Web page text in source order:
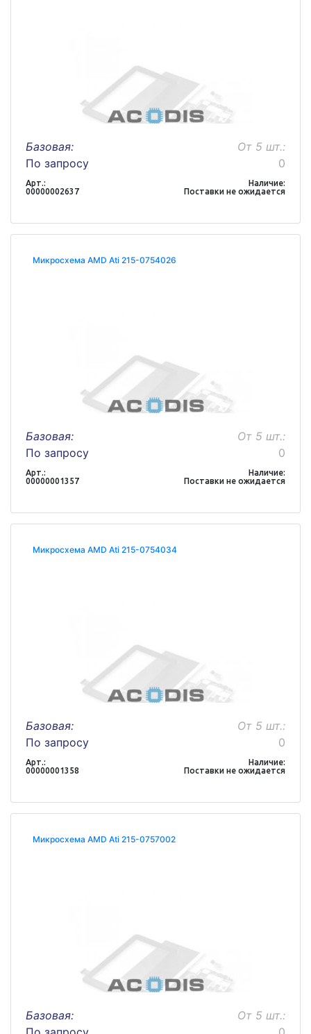
Базовая:
По запросу
От 5 шт.:
0
Арт.:
00000002637
Наличие:
Поставки не ожидается
Микросхема AMD Ati 215-0754026
Базовая:
По запросу
От 5 шт.:
0
Арт.:
00000001357
Наличие:
Поставки не ожидается
Микросхема AMD Ati 215-0754034
Базовая:
По запросу
От 5 шт.:
0
Арт.:
00000001358
Наличие:
Поставки не ожидается
Микросхема AMD Ati 215-0757002
Базовая:
От 5 шт.: